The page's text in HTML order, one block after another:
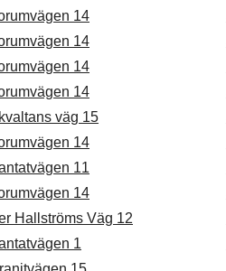
14
14
14
14
väg 15
14
11
14
Hallströms Väg 12
1